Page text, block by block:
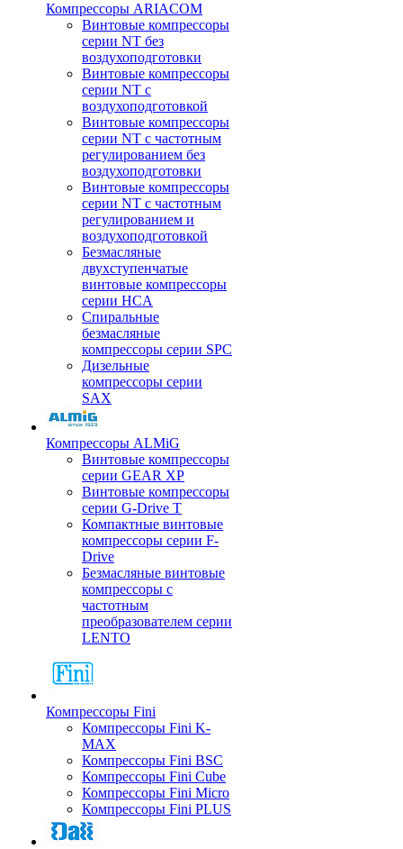
Компрессоры ARIACOM
Винтовые компрессоры
серии NT без
воздухоподготовки
Винтовые компрессоры
серии NT c
воздухоподготовкой
Винтовые компрессоры
серии NT с частотным
регулированием без
воздухоподготовки
Винтовые компрессоры
серии NT с частотным
регулированием и
воздухоподготовкой
Безмасляные
двухступенчатые
винтовые компрессоры
серии HCA
Спиральные
безмасляные
компрессоры серии SPC
Дизельные
компрессоры серии
SAX
Компрессоры ALMiG
Винтовые компрессоры
серии GEAR XP
Винтовые компрессоры
серии G-Drive T
Компактные винтовые
компрессоры серии F-
Drive
Безмасляные винтовые
компрессоры с
частотным
преобразователем серии
LENTO
Компрессоры Fini
Компрессоры Fini K-
MAX
Компрессоры Fini BSC
Компрессоры Fini Cube
Компрессоры Fini Micro
Компрессоры Fini PLUS